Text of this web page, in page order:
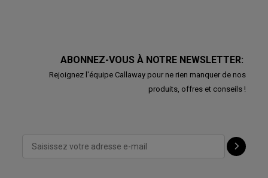
ABONNEZ-VOUS À NOTRE NEWSLETTER:
Rejoignez l'équipe Callaway pour ne rien manquer de nos
produits, offres et conseils !